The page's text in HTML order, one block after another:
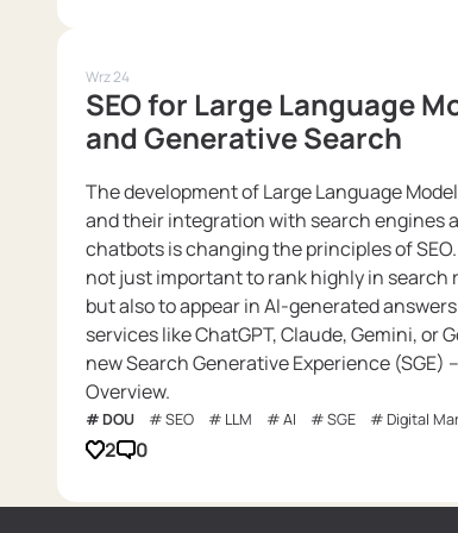
Wrz 24
SEO for Large Language
and Generative Search
The development of Large Language
and their integration with search engines
chatbots is changing the principles of
not just important to rank highly in search
but also to appear in AI-generated
services like ChatGPT, Claude, Gemini, or
new Search Generative Experience (SGE)
Overview.
DOU SEO LLM AI SGE Digital
2 0